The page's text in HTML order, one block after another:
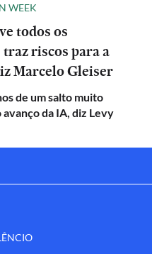
WEEK
todos os
riscos para a
Marcelo Gleiser
de um salto muito
da IA, diz Levy